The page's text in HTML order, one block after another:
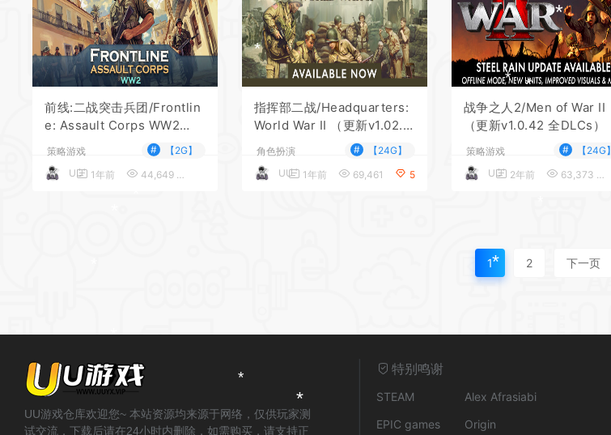
前线:二战突击兵团/Frontlin
e: Assault Corps WW2
（更新v1.0.23c）
策略游戏 #
【2G】
UU
1年前 44,649
指挥部二战/Headquarters:
World War II （更新v1.02.0
1—更新阿登高地DLC）
角色扮演 #
【24G】
UU
1年前 69,461 5
战争之人2/Men of War II
（更新v1.0.42 全DLCs）
策略游戏 #
【24G】
UU
2年前 63,373
1 2 下一页
UU游戏仓库欢迎您~ 本站资源均来源于网络，仅供玩家测
试交流，下载后请在24小时内删除，如需购买，请支持正
特别鸣谢
STEAM
Alex Afrasiabi
EPIC games
Origin
*
*
*
*
*